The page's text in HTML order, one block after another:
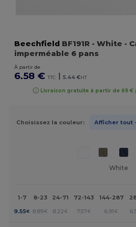
Beechfield BF191R - White -
imperméable 6 pans
À partir de
6.58 € TTC | 5.44 €HT
Livraison gratuite à partir de 69
Choisissez la couleur: Afficher tout
White
1-7 8-23 24-71 72-143 144-287
9.55€ 8.89€ 8.22 € 7.57€ 6.91 €